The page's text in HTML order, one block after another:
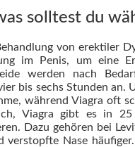
solltest du
von erektiler
im Penis, um eine
werden nach
bis sechs Stunden an.
während Viagra oft
Viagra gibt es in 25
Dazu gehören bei
verstopfte Nase